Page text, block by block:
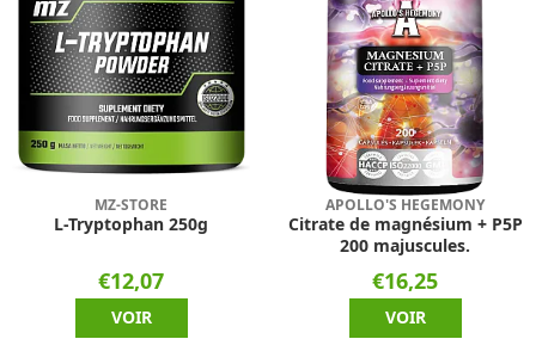
MZ-STORE
L-Tryptophan 250g
€12,07
VOIR
APOLLO'S HEGEMONY
Citrate de magnésium + P5P
200 majuscules.
€16,25
VOIR